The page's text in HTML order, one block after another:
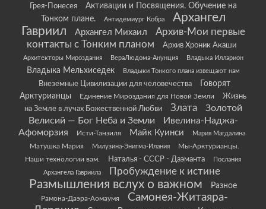
Грея-Понесея
Активации и Посвящения. Обучение на
Тонком плане.
Антидемиург Кобра
Архангел
Гавриил
Архангел Михаил
Архив-Мои первые
контакты с Тонким планом
Архив Хроник Акаши
Архитекторы Мироздания ВераЛюдома-Анунция Владыка Илларион
Владыка Мельхиседек Владыки Тонкого плана извещают нам
Внеземные Цивилизации для человечества
Говорят
Арктурианцы
Единение Мироздания для Новой Земли
Жизнь
на Земле в лучах Божественной Любви
Злата
Золотой
Велисий — Бог Неба и Земли
Ивелина-Наджа-
Афоморзия
Исти-Танзиля Майк Куинси Мария Магдалина
Матушка Мария Милузина-Энигма-Илания
Мы-Арктурианцы.
Наши технологии вам.
Наталья - СССР - Даэманта
Послания
Архангела Гавриила
Пробуждение к истине
Размышления вслух о важном Разное
Рамона-Даэра-Аомаумя
Самонея-Житаяра-